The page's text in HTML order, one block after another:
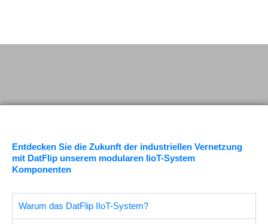
Entdecken Sie die Zukunft der industriellen Vernetzung
mit DatFlip unserem modularen IioT-System
Komponenten
Warum das DatFlip IIoT-System?